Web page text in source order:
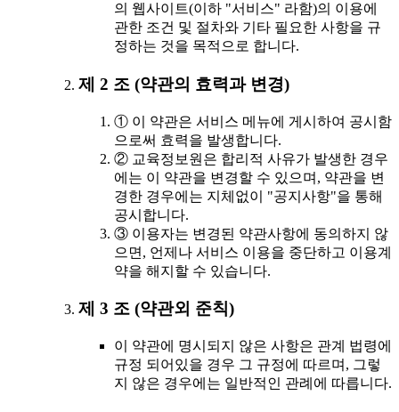
의 웹사이트(이하 "서비스" 라함)의 이용에
관한 조건 및 절차와 기타 필요한 사항을 규
정하는 것을 목적으로 합니다.
제 2 조 (약관의 효력과 변경)
① 이 약관은 서비스 메뉴에 게시하여 공시함
으로써 효력을 발생합니다.
② 교육정보원은 합리적 사유가 발생한 경우
에는 이 약관을 변경할 수 있으며, 약관을 변
경한 경우에는 지체없이 "공지사항"을 통해
공시합니다.
③ 이용자는 변경된 약관사항에 동의하지 않
으면, 언제나 서비스 이용을 중단하고 이용계
약을 해지할 수 있습니다.
제 3 조 (약관외 준칙)
이 약관에 명시되지 않은 사항은 관계 법령에
규정 되어있을 경우 그 규정에 따르며, 그렇
지 않은 경우에는 일반적인 관례에 따릅니다.